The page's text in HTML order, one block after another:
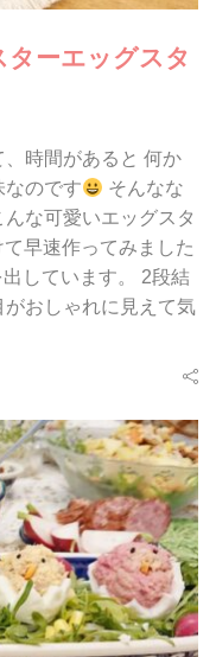
ターエッグスタ
時間があると 何か
なのです
そんなな
な可愛いエッグスタ
早速作ってみました
しています。 2段結
おしゃれに見えて気